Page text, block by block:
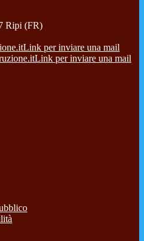
Ripi (FR)
Link per inviare una mail
Link per inviare una mail